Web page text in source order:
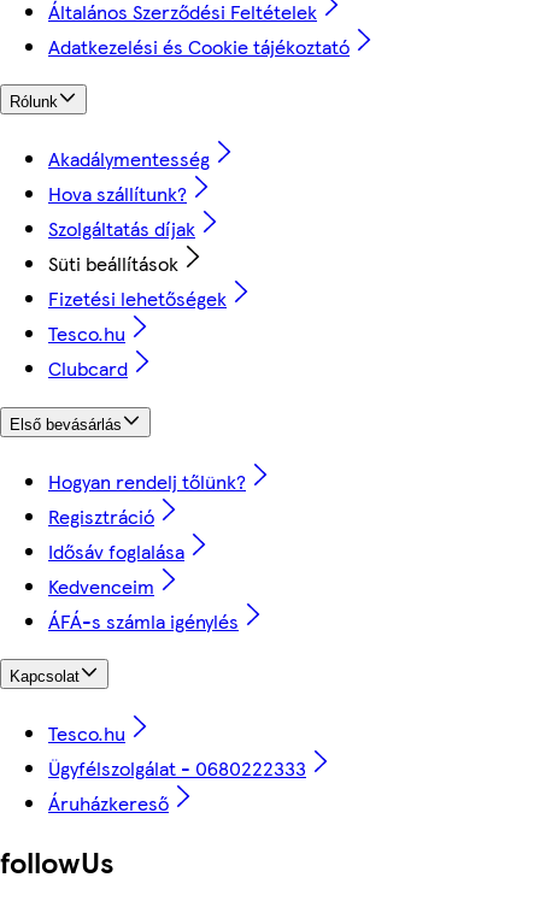
Általános Szerződési Feltételek
Adatkezelési és Cookie tájékoztató
Rólunk
Akadálymentesség
Hova szállítunk?
Szolgáltatás díjak
Süti beállítások
Fizetési lehetőségek
Tesco.hu
Clubcard
Első bevásárlás
Hogyan rendelj tőlünk?
Regisztráció
Idősáv foglalása
Kedvenceim
ÁFÁ-s számla igénylés
Kapcsolat
Tesco.hu
Ügyfélszolgálat - 0680222333
Áruházkereső
followUs